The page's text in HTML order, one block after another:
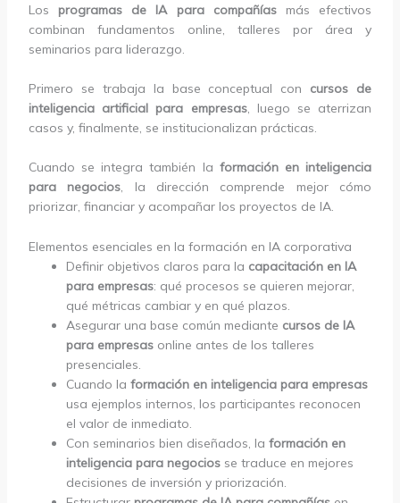
Los programas de IA para compañíasmás efectivos
combinan fundamentos online, talleres por área y
seminarios para liderazgo.
Primero se trabaja la base conceptual con cursos de
inteligencia artificial para empresas, luego se aterrizan
casos y, finalmente, se institucionalizan prácticas.
Cuando se integra también la formación en inteligencia
para negocios, la dirección comprende mejor cómo
priorizar, financiar y acompañar los proyectos de IA.
Elementos esenciales en la formación en IA corporativa
Definir objetivos claros para la capacitación en IA
para empresas: qué procesos se quieren mejorar,
qué métricas cambiar y en qué plazos.
Asegurar una base común mediante cursos de IA
para empresasonline antes de los talleres
presenciales.
Cuando la formación en inteligencia para empresas
usa ejemplos internos, los participantes reconocen
el valor de inmediato.
Con seminarios bien diseñados, la formación en
inteligencia para negociosse traduce en mejores
decisiones de inversión y priorización.